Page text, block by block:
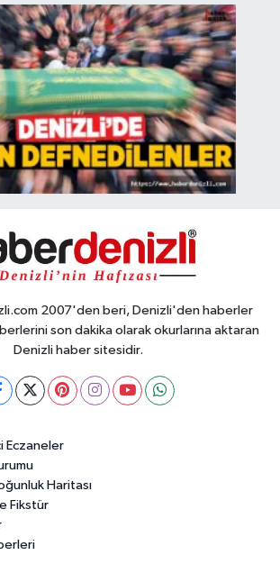
2007'den beri, Denizli'den haberler
son dakika olarak okurlarına aktaran
Denizli haber sitesidir.
Eczaneler
Haritası
Fikstür